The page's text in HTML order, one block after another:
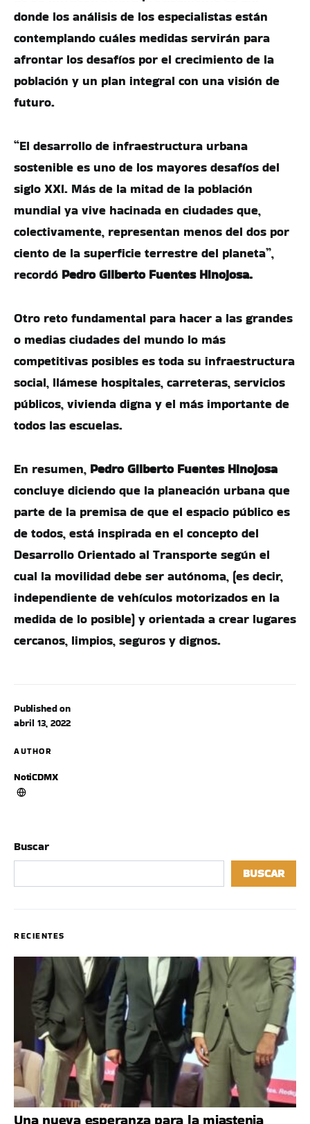
Published on
abril 13, 2022
AUTHOR
NotiCDMX
donde los análisis de los especialistas están
contemplando cuáles medidas servirán para
afrontar los desafíos por el crecimiento de la
población y un plan integral con una visión de
futuro.
“El desarrollo de infraestructura urbana
sostenible es uno de los mayores desafíos del
siglo XXI. Más de la mitad de la población
mundial ya vive hacinada en ciudades que,
colectivamente, representan menos del dos por
ciento de la superficie terrestre del planeta”,
recordó Pedro Gilberto Fuentes Hinojosa.
Otro reto fundamental para hacer a las grandes
o medias ciudades del mundo lo más
competitivas posibles es toda su infraestructura
social, llámese hospitales, carreteras, servicios
públicos, vivienda digna y el más importante de
todos las escuelas.
En resumen, Pedro Gilberto Fuentes Hinojosa
concluye diciendo que la planeación urbana que
parte de la premisa de que el espacio público es
de todos, está inspirada en el concepto del
Desarrollo Orientado al Transporte según el
cual la movilidad debe ser autónoma, (es decir,
independiente de vehículos motorizados en la
medida de lo posible) y orientada a crear lugares
cercanos, limpios, seguros y dignos.
Buscar
BUSCAR
RECIENTES
Una nueva esperanza para la miastenia